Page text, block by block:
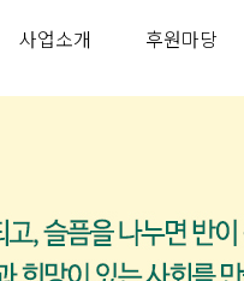
사업소개 후원마당